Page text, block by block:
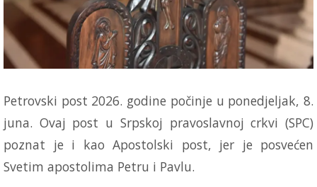
Petrovski post 2026. godine počinje u ponedjeljak, 8.
juna. Ovaj post u Srpskoj pravoslavnoj crkvi (SPC)
poznat je i kao Apostolski post, jer je posvećen
Svetim apostolima Petru i Pavlu.